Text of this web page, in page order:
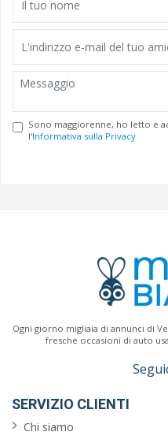
Sono maggiorenne, ho letto e
l'Informativa sulla Privacy
Ogni giorno migliaia di annunci di
fresche occasioni di auto
SERVIZIO CLIENTI
Chi siamo